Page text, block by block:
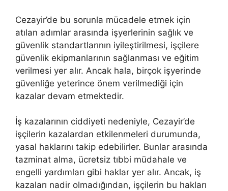
Cezayir’de bu sorunla mücadele etmek için
atılan adımlar arasında işyerlerinin sağlık ve
güvenlik standartlarının iyileştirilmesi, işçilere
güvenlik ekipmanlarının sağlanması ve eğitim
verilmesi yer alır. Ancak hala, birçok işyerinde
güvenliğe yeterince önem verilmediği için
kazalar devam etmektedir.
İş kazalarının ciddiyeti nedeniyle, Cezayir’de
işçilerin kazalardan etkilenmeleri durumunda,
yasal haklarını takip edebilirler. Bunlar arasında
tazminat alma, ücretsiz tıbbi müdahale ve
engelli yardımları gibi haklar yer alır. Ancak, iş
kazaları nadir olmadığından, işçilerin bu hakları